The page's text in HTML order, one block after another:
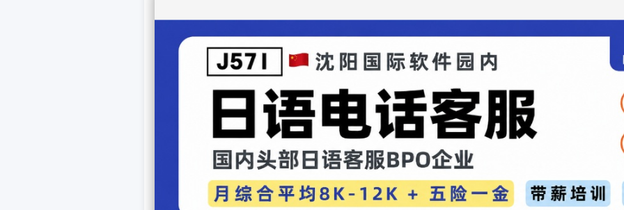
动漫录入：贯通日本语 责任编辑：贯通日本语
上一个动漫：「狐妖小红娘」“沐天城篇”开播倒计时1天 终极PV公开
下一个动漫： 「美少女战士Sailor Moon Eternal」前篇特别影像公开
【 发表评论】【 加入收藏 告诉好友 】【